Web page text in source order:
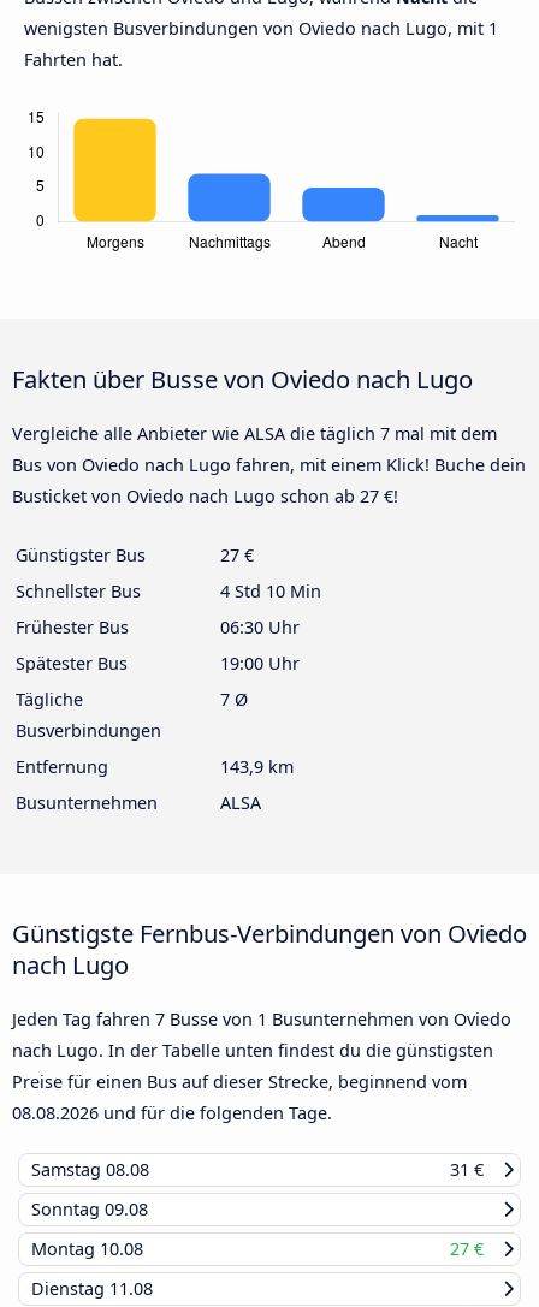
wenigsten Busverbindungen von Oviedo nach Lugo, mit 1
Fahrten hat.
Fakten über Busse von Oviedo nach Lugo
Vergleiche alle Anbieter wie ALSA die täglich 7 mal mit dem
Bus von Oviedo nach Lugo fahren, mit einem Klick! Buche dein
Busticket von Oviedo nach Lugo schon ab 27 €!
Günstigster Bus
27 €
Schnellster Bus
4 Std 10 Min
Frühester Bus
06:30 Uhr
Spätester Bus
19:00 Uhr
Tägliche
Busverbindungen
7 Ø
Entfernung
143,9 km
Busunternehmen
ALSA
Günstigste Fernbus-Verbindungen von Oviedo
nach Lugo
Jeden Tag fahren 7 Busse von 1 Busunternehmen von Oviedo
nach Lugo. In der Tabelle unten findest du die günstigsten
Preise für einen Bus auf dieser Strecke, beginnend vom
08.08.2026 und für die folgenden Tage.
Samstag 08.08
31 €
Sonntag 09.08
Montag 10.08
27 €
Dienstag 11.08